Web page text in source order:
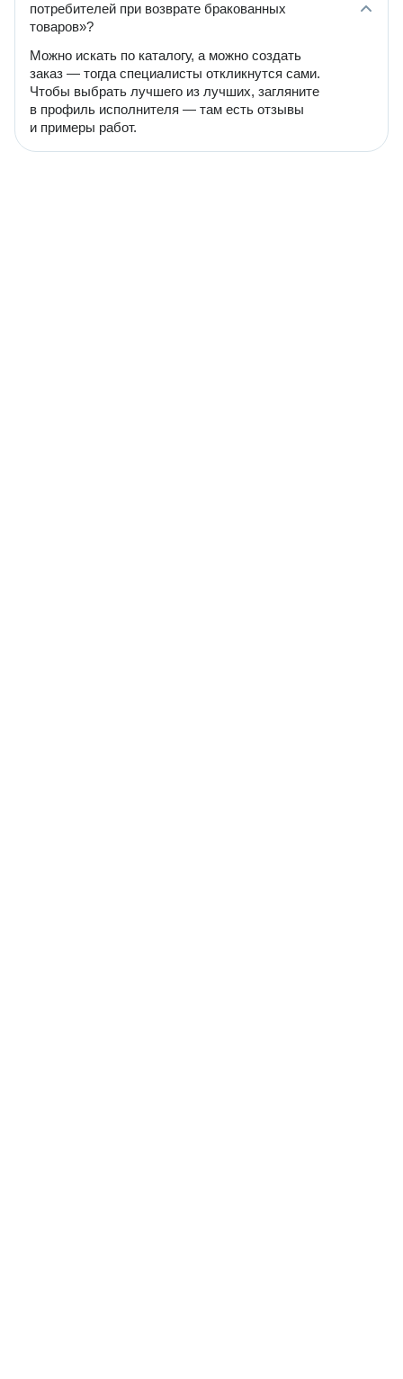
потребителей при возврате бракованных
товаров»?
Можно искать по каталогу, а можно создать
заказ — тогда специалисты откликнутся сами.
Чтобы выбрать лучшего из лучших, загляните
в профиль исполнителя — там есть отзывы
и примеры работ.